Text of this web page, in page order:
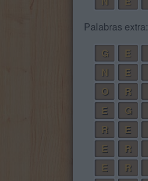
Palabras extra:
G
E
N
E
O
R
E
G
R
E
E
R
E
R